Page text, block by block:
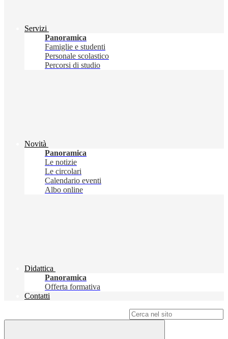
Servizi
Panoramica
Famiglie e studenti
Personale scolastico
Percorsi di studio
Novità
Panoramica
Le notizie
Le circolari
Calendario eventi
Albo online
Didattica
Panoramica
Offerta formativa
Contatti